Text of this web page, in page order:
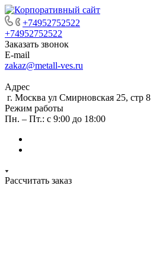
+74952752522
+74952752522
Заказать звонок
E-mail
zakaz@metall-ves.ru
Адрес
г. Москва ул Смирновская 25, стр 8
Режим работы
Пн. – Пт.: с 9:00 до 18:00
Рассчитать заказ